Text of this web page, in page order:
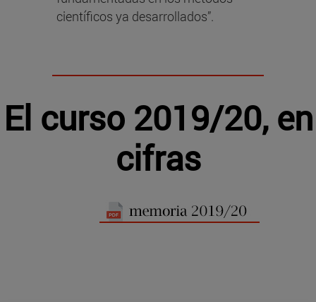
científicos ya desarrollados”.
El curso 2019/20, en
cifras